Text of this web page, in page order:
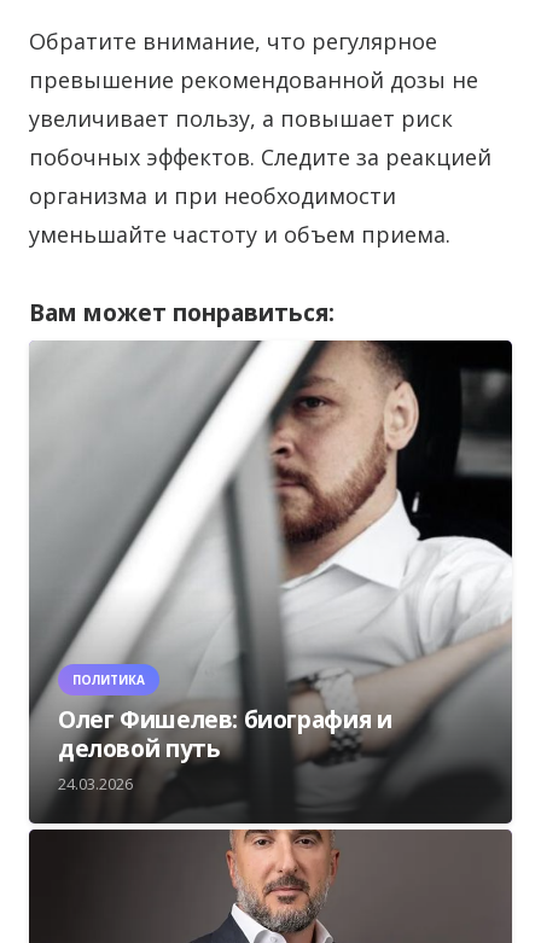
Обратите внимание, что регулярное
превышение рекомендованной дозы не
увеличивает пользу, а повышает риск
побочных эффектов. Следите за реакцией
организма и при необходимости
уменьшайте частоту и объем приема.
Вам может понравиться:
ПОЛИТИКА
Олег Фишелев: биография и
деловой путь
24.03.2026